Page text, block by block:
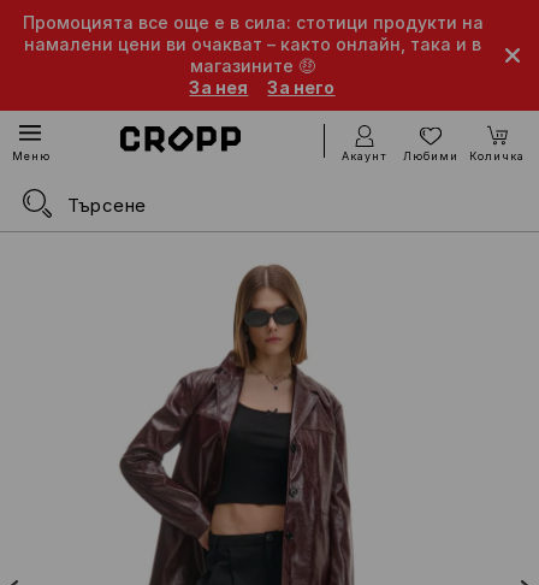
Промоцията все още е в сила: стотици продукти на
намалени цени ви очакват – както онлайн, така и в
магазините 🤑
За нея
За него
Меню Акаунт Любими Количка